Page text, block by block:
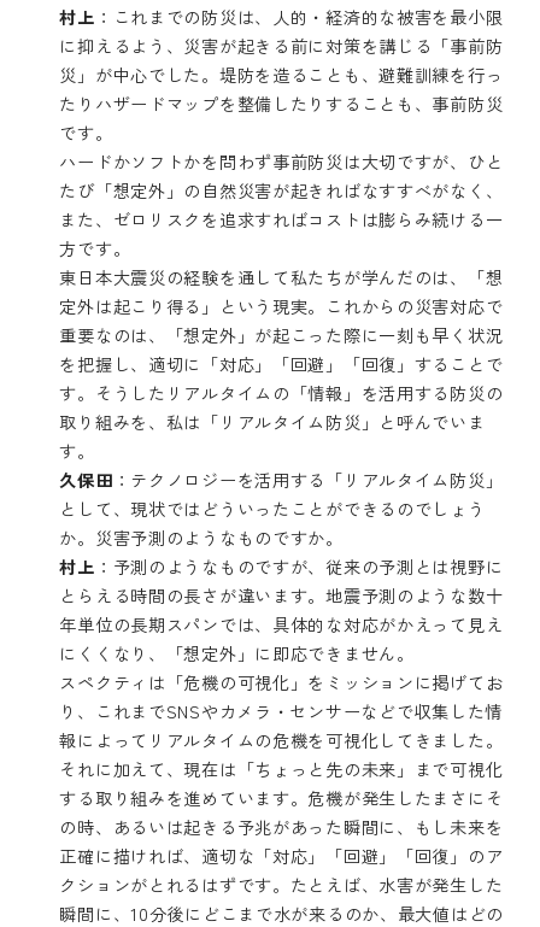
村上 ：これまでの防災は、人的・経済的な被害を最小限
に抑えるよう、災害が起きる前に対策を講じる「事前防
災」が中心でした。堤防を造ることも、避難訓練を行っ
たりハザードマップを整備したりすることも、事前防災
です。
ハードかソフトかを問わず事前防災は大切ですが、ひと
たび「想定外」の自然災害が起きればなすすべがなく、
また、ゼロリスクを追求すればコストは膨らみ続ける一
方です。
東日本大震災の経験を通して私たちが学んだのは、「想
定外は起こり得る」という現実。これからの災害対応で
重要なのは、「想定外」が起こった際に一刻も早く状況
を把握し、適切に「対応」「回避」「回復」することで
す。そうしたリアルタイムの「情報」を活用する防災の
取り組みを、私は「リアルタイム防災」と呼んでいま
す。
久保田 ：テクノロジーを活用する「リアルタイム防災」
として、現状ではどういったことができるのでしょう
か。災害予測のようなものですか。
村上 ：予測のようなものですが、従来の予測とは視野に
とらえる時間の長さが違います。地震予測のような数十
年単位の長期スパンでは、具体的な対応がかえって見え
にくくなり、「想定外」に即応できません。
スペクティは「危機の可視化」をミッションに掲げてお
り、これまでSNSやカメラ・センサーなどで収集した情
報によってリアルタイムの危機を可視化してきました。
それに加えて、現在は「ちょっと先の未来」まで可視化
する取り組みを進めています。危機が発生したまさにそ
の時、あるいは起きる予兆があった瞬間に、もし未来を
正確に描ければ、適切な「対応」「回避」「回復」のア
クションがとれるはずです。たとえば、水害が発生した
瞬間に、10分後にどこまで水が来るのか、最大値はどの